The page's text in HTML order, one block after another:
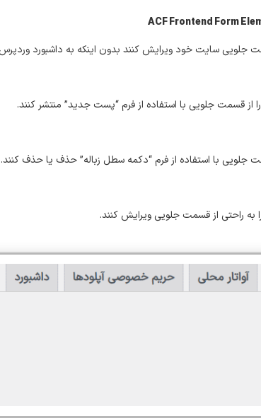
جلویی سایت خود ویرایش کنند بدون اینکه به داشبورد
از قسمت جلویی با استفاده از فرم “پست جدید” منتشر کنند.
جلویی با استفاده از فرم “دکمه سطل زباله” حذف یا حذف کنند.
به راحتی از قسمت جلویی ویرایش کنند.